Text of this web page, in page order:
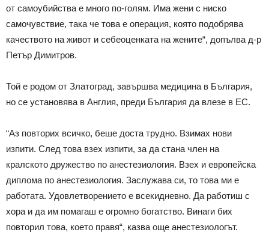
от самоубийства е много по-голям. Има жени с ниско
самочувствие, така че това е операция, която подобрява
качеството на живот и себеоценката на жените“, допълва д-р
Петър Димитров.
Той е родом от Златоград, завършва медицина в България,
но се установява в Англия, преди България да влезе в ЕС.
“Аз повторих всичко, беше доста трудно. Взимах нови
изпити. След това взех изпити, за да стана член на
кралското дружество по анестезиология. Взех и европейска
диплома по анестезиология. Заслужава си, то това ми е
работата. Удовлетворението е всекидневно. Да работиш с
хора и да им помагаш е огромно богатство. Винаги бих
повторил това, което правя“, казва още анестезиологът.